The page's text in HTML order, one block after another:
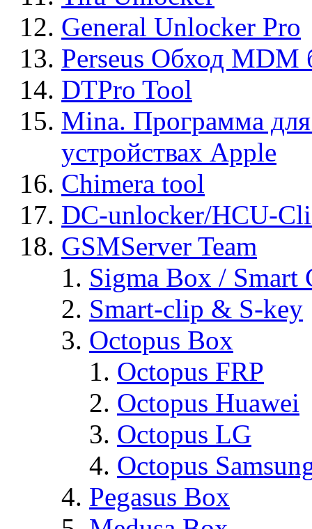
General Unlocker Pro
Perseus Обход MDM
DTPro Tool
Mina. Программа
устройствах Apple
Chimera tool
DC-unlocker/HCU-
GSMServer Team
Sigma Box / Smart
Smart-clip & S-key
Octopus Box
Octopus FRP
Octopus Huawei
Octopus LG
Octopus
Pegasus Box